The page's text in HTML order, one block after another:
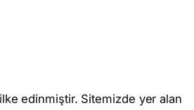
edinmiştir. Sitemizde yer alan